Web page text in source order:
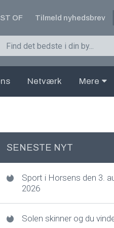
OF Tilmeld nyhedsbrev
Netværk Mere
SENESTE NYT
Sport i Horsens den 3.
2026
Solen skinner og du